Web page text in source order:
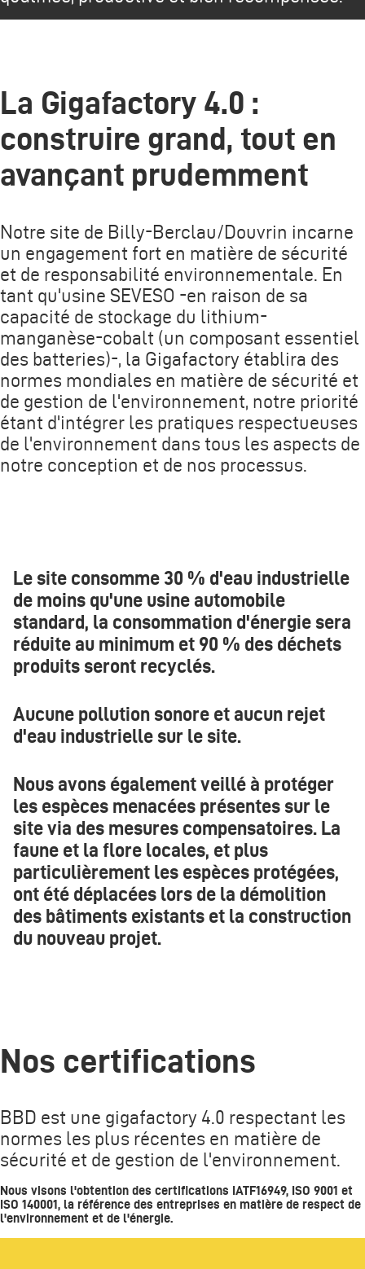
La Gigafactory 4.0 :
construire grand, tout en
avançant prudemment
Notre site de Billy-Berclau/Douvrin incarne
un engagement fort en matière de sécurité
et de responsabilité environnementale. En
tant qu'usine SEVESO -en raison de sa
capacité de stockage du lithium-
manganèse-cobalt (un composant essentiel
des batteries)-, la Gigafactory établira des
normes mondiales en matière de sécurité et
de gestion de l'environnement, notre priorité
étant d'intégrer les pratiques respectueuses
de l'environnement dans tous les aspects de
notre conception et de nos processus.
Le site consomme 30 % d'eau industrielle
de moins qu'une usine automobile
standard, la consommation d'énergie sera
réduite au minimum et 90 % des déchets
produits seront recyclés.
Aucune pollution sonore et aucun rejet
d'eau industrielle sur le site.
Nous avons également veillé à protéger
les espèces menacées présentes sur le
site via des mesures compensatoires. La
faune et la flore locales, et plus
particulièrement les espèces protégées,
ont été déplacées lors de la démolition
des bâtiments existants et la construction
du nouveau projet.
Nos certifications
BBD est une gigafactory 4.0 respectant les
normes les plus récentes en matière de
sécurité et de gestion de l'environnement.
Nous visons l'obtention des certifications IATF16949, ISO 9001 et
ISO 140001, la référence des entreprises en matière de respect de
l'environnement et de l'énergie.